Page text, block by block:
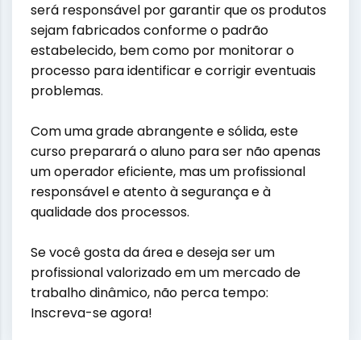
será responsável por garantir que os produtos
sejam fabricados conforme o padrão
estabelecido, bem como por monitorar o
processo para identificar e corrigir eventuais
problemas.
Com uma grade abrangente e sólida, este
curso preparará o aluno para ser não apenas
um operador eficiente, mas um profissional
responsável e atento à segurança e à
qualidade dos processos.
Se você gosta da área e deseja ser um
profissional valorizado em um mercado de
trabalho dinâmico, não perca tempo:
Inscreva-se agora!